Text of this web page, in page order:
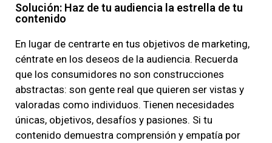
Solución: Haz de tu audiencia la estrella de tu
contenido
En lugar de centrarte en tus objetivos de marketing,
céntrate en los deseos de la audiencia. Recuerda
que los consumidores no son construcciones
abstractas: son gente real que quieren ser vistas y
valoradas como individuos. Tienen necesidades
únicas, objetivos, desafíos y pasiones. Si tu
contenido demuestra comprensión y empatía por